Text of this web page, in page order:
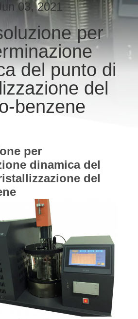
03, 2021
per
del punto di
del
benzene
per
dinamica del
del